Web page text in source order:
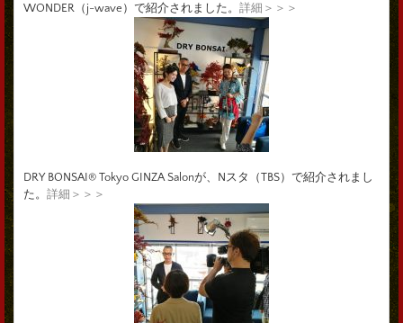
WONDER（j-wave）で紹介されました。 詳細＞＞＞
DRY BONSAI® Tokyo GINZA Salonが、Nスタ（TBS）で紹介されまし
た。 詳細＞＞＞